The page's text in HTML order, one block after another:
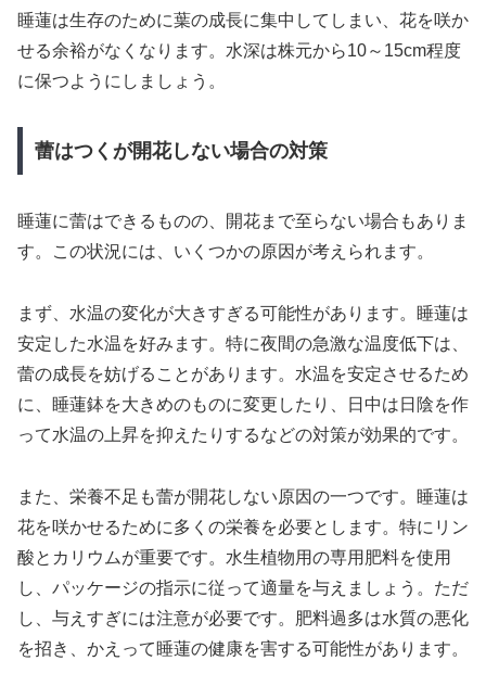
睡蓮は生存のために葉の成長に集中してしまい、花を咲か
せる余裕がなくなります。水深は株元から10～15cm程度
に保つようにしましょう。
蕾はつくが開花しない場合の対策
睡蓮に蕾はできるものの、開花まで至らない場合もありま
す。この状況には、いくつかの原因が考えられます。
まず、水温の変化が大きすぎる可能性があります。睡蓮は
安定した水温を好みます。特に夜間の急激な温度低下は、
蕾の成長を妨げることがあります。水温を安定させるため
に、睡蓮鉢を大きめのものに変更したり、日中は日陰を作
って水温の上昇を抑えたりするなどの対策が効果的です。
また、栄養不足も蕾が開花しない原因の一つです。睡蓮は
花を咲かせるために多くの栄養を必要とします。特にリン
酸とカリウムが重要です。水生植物用の専用肥料を使用
し、パッケージの指示に従って適量を与えましょう。ただ
し、与えすぎには注意が必要です。肥料過多は水質の悪化
を招き、かえって睡蓮の健康を害する可能性があります。